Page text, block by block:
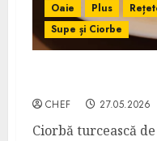
Oaie Plus
Supe și Ciorbe
CHEF 27.05.2026
Ciorbă turcească